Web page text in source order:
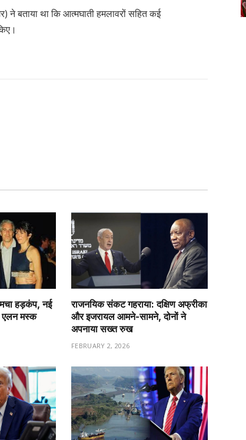
ने बताया था कि आत्मघाती हमलावरों सहित कई
हड़कंप, नई
एलन मस्क
राजनयिक संकट गहराया: दक्षिण अफ्रीका
और इजरायल आमने-सामने, दोनों ने
अपनाया सख्त रुख
FEBRUARY 2, 2026